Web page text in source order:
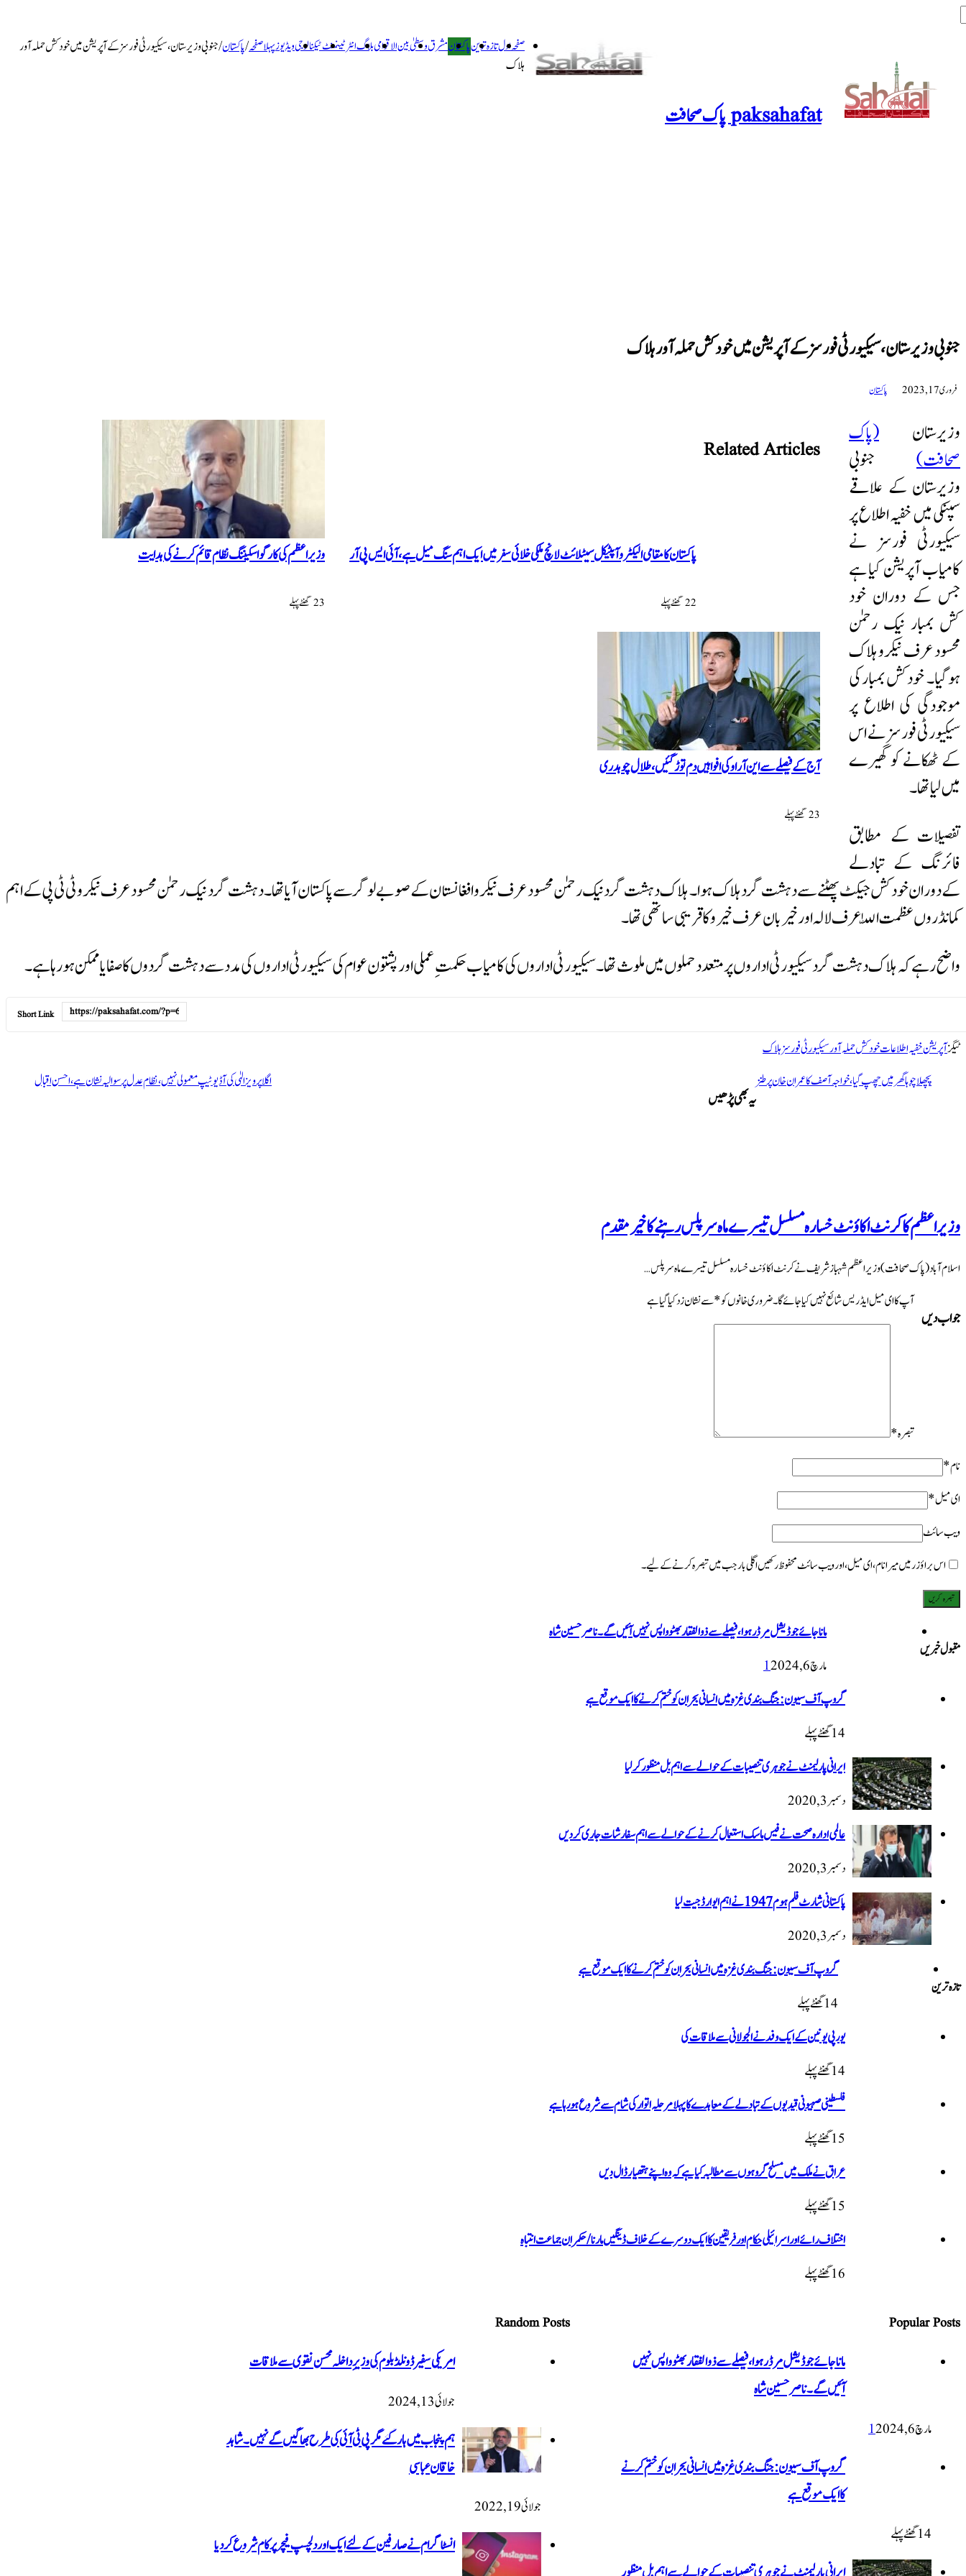
paksahafat پاک صحافت
صفحہ اولتازہ ترینپاکستانمشرق وسطیٰبین الاقوامیبلاگانٹرٹینمنٹٹیکنالوجیویڈیوزپہلا صفحہ/پاکستان/جنوبی وزیرستان، سیکیورٹی فورسز کے آپریشن میں خودکش حملہ آور
ہلاک
جنوبی وزیرستان، سیکیورٹی فورسز کے آپریشن میں خودکش حملہ آور ہلاک
فروری 17, 2023 پاکستان
Related Articles
پاکستان کا مقامی الیکٹروآپٹیکل سیٹلائٹ لانچ ملکی خلائی سفرمیں ایک اہم سنگ میل ہے، آئی ایس پی آر
22 گھنٹےپہلے
وزیراعظم کی کارگو اسکیننگ نظام قائم کرنے کی ہدایت
23 گھنٹےپہلے
آج کے فیصلے سے این آر او کی افواہیں دم توڑ گئیں، طلال چوہدری
23 گھنٹےپہلے
وزیرستان (پاک
صحافت) جنوبی
وزیرستان کے علاقے
سپنکی میں خفیہ اطلاع پر
سیکیورٹی فورسز نے
کامیاب آپریشن کیا ہے
جس کے دوران خود
کش بمبار نیک رحمٰن
محسود عرف نیکرو ہلاک
ہو گیا۔ خودکش بمبار کی
موجودگی کی اطلاع پر
سیکیورٹی فورسز نے اس
کے ٹھکانے کو گھیرے
میں لیا تھا۔
تفصیلات کے مطابق
فائرنگ کے تبادلے
کے دوران خودکش جیکٹ پھٹنے سے دہشت گرد ہلاک ہوا۔ ہلاک دہشت گرد نیک رحمٰن محسود عرف نیکرو افغانستان کے صوبے لوگر سے پاکستان آیا تھا۔ دہشت گرد نیک رحمٰن محسود عرف نیکرو ٹی ٹی پی کے اہم
کمانڈروں عظمت اللّٰہ عرف لالہ اور خیربان عرف خیرو کا قریبی ساتھی تھا۔
واضح رہے کہ ہلاک دہشت گرد سیکیورٹی اداروں پر متعدد حملوں میں ملوث تھا۔ سیکیورٹی اداروں کی کامیاب حکمتِ عملی اور پشتون عوام کی سیکیورٹی اداروں کی مدد سے دہشت گردوں کا صفایا ممکن ہو رہا ہے۔
Short Link
ٹیگزآپریشنخفیہ اطلاعاتخودکش حملہ آورسیکیورٹی فورسزہلاک
پچھلاچوہا گھر میں چھپ گیا، خواجہ آصف کا عمران خان پر طنز اگلاپرویز الہٰی کی آڈیو ٹیپ معمولی نہیں، نظام عدل پر سوالیہ نشان ہے، احسن اقبال
یہ بھی پڑھیں
وزیراعظم کا کرنٹ اکاؤنٹ خسارہ مسلسل تیسرے ماہ سرپلس رہنے کا خیر مقدم
اسلام آباد (پاک صحافت) وزیراعظم شہباز شریف نے کرنٹ اکاؤنٹ خسارہ مسلسل تیسرے ماہ سرپلس …
جواب دیں
آپ کا ای میل ایڈریس شائع نہیں کیا جائے گا۔ضروری خانوں کو*سے نشان زد کیا گیا ہے
تبصرہ*
نام*
ای میل*
ویب‌ سائٹ
اس براؤزر میں میرا نام، ای میل، اور ویب سائٹ محفوظ رکھیں اگلی بار جب میں تبصرہ کرنے کےلیے۔
مقبول خبریں
ماناجائے جوڈیشل مرڈر ہوا، فیصلے سے ذوالفقار بھٹو واپس نہیں آئیں گے۔ ناصر حسین شاہ
مارچ 6, 2024 1
گروپ آف سیون: جنگ بندی غزہ میں انسانی بحران کو ختم کرنے کا ایک موقع ہے
14 گھنٹےپہلے
ایرانی پارلیمنٹ نے جوہری تنصیبات کے حوالے سے اہم بل منظور کرلیا
دسمبر 3, 2020
عالمی ادارہ صحت نے فیس ماسک استعمال کرنے کے حوالے سے اہم سفارشات جاری کردیں
دسمبر 3, 2020
پاکستانی شارٹ فلم ہوم 1947 نےاہم ایوارڈ جیت لیا
دسمبر 3, 2020
تازہ ترین
گروپ آف سیون: جنگ بندی غزہ میں انسانی بحران کو ختم کرنے کا ایک موقع ہے
14 گھنٹےپہلے
یورپی یونین کے ایک وفد نے الجولانی سے ملاقات کی
14 گھنٹےپہلے
فلسطینی صہیونی قیدیوں کے تبادلے کے معاہدے کا پہلا مرحلہ اتوار کی شام سے شروع ہو رہا ہے
15 گھنٹےپہلے
عراق نے ملک میں مسلح گروہوں سے مطالبہ کیا ہے کہ وہ اپنے ہتھیار ڈال دیں
15 گھنٹےپہلے
اختلاف رائے اور اسرائیلی حکام اور فریقین کا ایک دوسرے کے خلاف ڈینگیں مارنا/حکمران جماعت انتباہ
16 گھنٹےپہلے
Popular Posts
ماناجائے جوڈیشل مرڈر ہوا، فیصلے سے ذوالفقار بھٹو واپس نہیں
آئیں گے۔ ناصر حسین شاہ
مارچ 6, 2024 1
گروپ آف سیون: جنگ بندی غزہ میں انسانی بحران کو ختم کرنے
کا ایک موقع ہے
14 گھنٹےپہلے
Random Posts
امریکی سفیر ڈونلڈ بلوم کی وزیرِ داخلہ محسن نقوی سے ملاقات
جولائی 13, 2024
ہم پنجاب میں ہارگئے مگر پی ٹی آئی کی طرح بھاگیں گے نہیں۔ شاہد
خاقان عباسی
جولائی 19, 2022
انسٹاگرام نے صارفین کے لئے ایک اور دلچسپ فیچر پر کام شروع کردیا